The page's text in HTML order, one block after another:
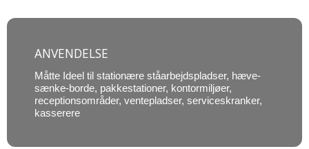
ANVENDELSE
Måtte Ideel til stationære ståarbejdspladser, hæve-
sænke-borde, pakkestationer, kontormiljøer,
receptionsområder, ventepladser, serviceskranker,
kasserere